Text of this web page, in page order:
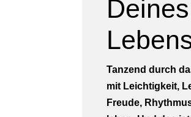
Tanzend durch
mit Leichtigkeit,
Freude,